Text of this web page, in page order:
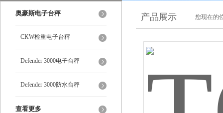
奥豪斯电子台秤
CKW检重电子台秤
Defender 3000电子台秤
Defender 3000防水台秤
查看更多
产品展示 您现在的